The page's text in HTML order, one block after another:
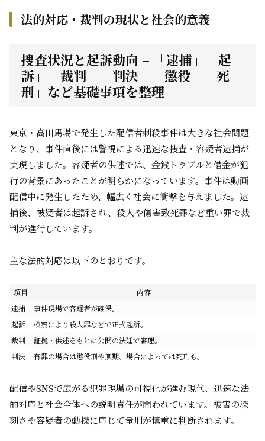
法的対応・裁判の現状と社会的意義
捜査状況と起訴動向 – 「逮捕」「起
訴」「裁判」「判決」「懲役」「死
刑」など基礎事項を整理
東京・高田馬場で発生した配信者刺殺事件は大きな社会問題
となり、事件直後には警視による迅速な捜査・容疑者逮捕が
実現しました。容疑者の供述では、金銭トラブルと借金が犯
行の背景にあったことが明らかになっています。事件は動画
配信中に発生したため、幅広く社会に衝撃を与えました。逮
捕後、被疑者は起訴され、殺人や傷害致死罪など重い罪で裁
判が進行しています。
主な法的対応は以下のとおりです。
項目
内容
逮捕
事件現場で容疑者が確保。
起訴
検察により殺人罪などで正式起訴。
裁判
証拠・供述をもとに公開の法廷で審理。
判決
有罪の場合は懲役刑や無期、場合によっては死刑も。
配信やSNSで広がる犯罪現場の可視化が進む現代、迅速な法
的対応と社会全体への説明責任が問われています。被害の深
刻さや容疑者の動機に応じて量刑が慎重に判断されます。